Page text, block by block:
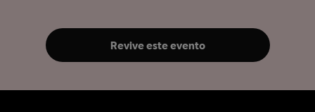
Revive este evento